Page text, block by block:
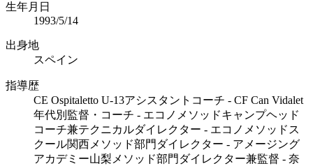
生年月日
1993/5/14
出身地
スペイン
指導歴
CE Ospitaletto U-13アシスタントコーチ - CF Can Vidalet
年代別監督・コーチ - エコノメソッドキャンプヘッド
コーチ兼テクニカルダイレクター - エコノメソッドス
クール関西メソッド部門ダイレクター - アメージング
アカデミー山梨メソッド部門ダイレクター兼監督 - 奈